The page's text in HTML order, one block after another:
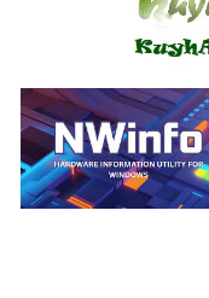
OTHER PAGES